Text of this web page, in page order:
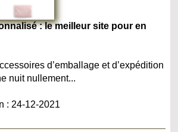
: le meilleur site pour en
d’emballage et d’expédition
nuit nullement...
: 24-12-2021